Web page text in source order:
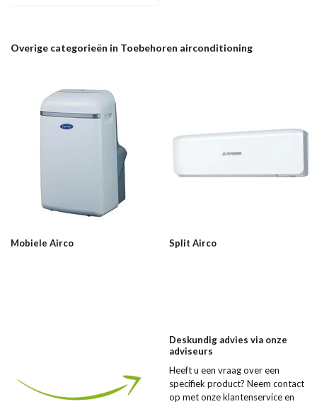
Overige categorieën in Toebehoren airconditioning
Mobiele Airco Split Airco
Deskundig advies via onze
adviseurs
Heeft u een vraag over een
specifiek product? Neem contact
op met onze klantenservice en